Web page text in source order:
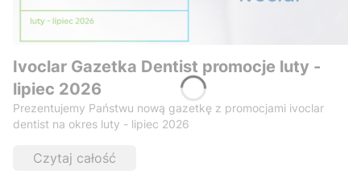
Ivoclar Gazetka Dentist promocje luty -
lipiec 2026
Prezentujemy Państwu nową gazetkę z promocjami ivoclar
dentist na okres luty - lipiec 2026
Czytaj całość